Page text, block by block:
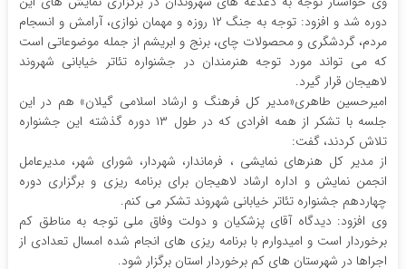
دوره شد و افزود: توجه به جنگ ۱۲ روزه و مهمان نوازی، آرامش و انسجام
مردم، گردشگری و محصولات چای، برنج و ابریشم از جمله موضوعاتی است
که می تواند مورد توجه هنرمندان در جشنواره تئاتر خیابانی شهروند
لاهیجان قرار گیرد.
امیرحسین طاهری«مدیر کل فرهنگ و ارشاد اسلامی گیلان» هم در این
جلسه با تشکر از همه افرادی که در طول ۱۳ دوره گذشته این جشنواره
تلاش کردند، گفت:
از مدیر کل هنرهای نمایشی ، فرماندار، شهردار، شورای شهر، مدیرعامل
انجمن نمایش و اداره ارشاد لاهیجان برای برنامه ریزی و برگزاری دوره
چهاردهم جشنواره تئاتر خیابانی شهروند تشکر می کنم.
وی افزود: دیدگاه آقای پزشکیان و دولت وفاق ملی توجه به مناطق کم
برخوردار است و امیدوارم با برنامه ریزی های انجام شده امسال تعدادی از
اجراها در شهرستان های کم برخوردار استان برگزار شود.